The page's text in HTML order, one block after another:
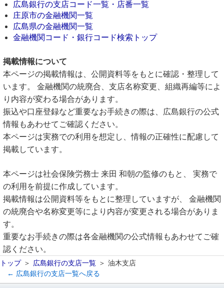
広島銀行の支店コード一覧・店番一覧
庄原市の金融機関一覧
広島県の金融機関一覧
金融機関コード・銀行コード検索トップ
掲載情報について
本ページの掲載情報は、公開資料等をもとに確認・整理して
います。 金融機関の統廃合、支店名称変更、組織再編等によ
り内容が変わる場合があります。
振込や口座登録など重要なお手続きの際は、広島銀行の公式
情報もあわせてご確認ください。
本ページは実務での利用を想定し、情報の正確性に配慮して
掲載しています。
本ページは社会保険労務士 来田 和朝の監修のもと、 実務で
の利用を前提に作成しています。
掲載情報は公開資料等をもとに整理していますが、 金融機関
の統廃合や名称変更等により内容が変更される場合がありま
す。
重要なお手続きの際は各金融機関の公式情報もあわせてご確
認ください。
トップ 広島銀行の支店一覧
油木支店
← 広島銀行の支店一覧へ戻る